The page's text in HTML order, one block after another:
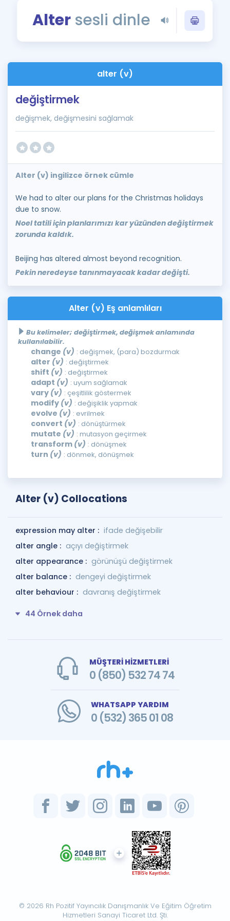
Blog
İngilizce Gramer
Alter sesli dinle
alter (v)
değiştirmek
değişmek, değişmesini sağlamak
Alter (v) ingilizce örnek cümle
We had to alter our plans for the Christmas holidays
due to snow.
Noel tatili için planlarımızı kar yüzünden değiştirmek
zorunda kaldık.
Beijing has altered almost beyond recognition.
Pekin neredeyse tanınmayacak kadar değişti.
Alter (v) Eş anlamlıları
Bu kelimeler; değiştirmek, değişmek anlamında
kullanılabilir.
change (v) : değişmek, (para) bozdurmak
alter (v) : değiştirmek
shift (v) : değiştirmek
adapt (v) : uyum sağlamak
vary (v) : çeşitlilik göstermek
modify (v) : değişiklik yapmak
evolve (v) : evrilmek
convert (v) : dönüştürmek
mutate (v) : mutasyon geçirmek
transform (v) : dönüşmek
turn (v) : dönmek, dönüşmek
Alter (v) Collocations
expression may alter : ifade değişebilir
alter angle : açıyı değiştirmek
alter appearance : görünüşü değiştirmek
alter balance : dengeyi değiştirmek
alter behaviour : davranış değiştirmek
44 Örnek daha
MÜŞTERİ HİZMETLERİ
0 (850) 532 74 74
WHATSAPP YARDIM
0 (532) 365 01 08
© 2026 Rh Pozitif Yayıncılık Danışmanlık Ve Eğitim Öğretim
Hizmetleri Sanayi Ticaret Ltd. Şti.